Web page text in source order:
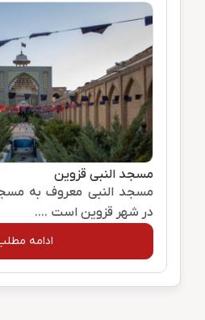
مسجد النبی قزوین
مسجد النبی معروف به
در شهر قزوین است ....
ادامه